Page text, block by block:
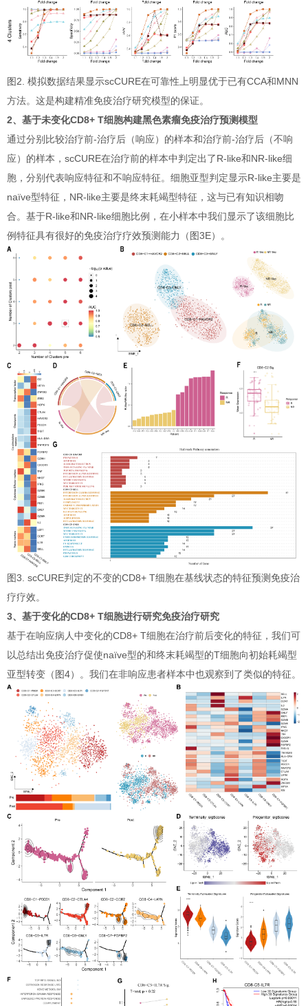
图2. 模拟数据结果显示scCURE在可靠性上明显优于已有CCA和MNN
方法。这是构建精准免疫治疗研究模型的保证。
2、基于未变化CD8+ T细胞构建黑色素瘤免疫治疗预测模型
通过分别比较治疗前-治疗后（响应）的样本和治疗前-治疗后（不响
应）的样本，scCURE在治疗前的样本中判定出了R-like和NR-like细
胞，分别代表响应特征和不响应特征。细胞亚型判定显示R-like主要是
naïve型特征，NR-like主要是终末耗竭型特征，这与已有知识相吻
合。基于R-like和NR-like细胞比例，在小样本中我们显示了该细胞比
例特征具有很好的免疫治疗疗效预测能力（图3E）。
图3. scCURE判定的不变的CD8+ T细胞在基线状态的特征预测免疫治
疗疗效。
3、基于变化的CD8+ T细胞进行研究免疫治疗研究
基于在响应病人中变化的CD8+ T细胞在治疗前后变化的特征，我们可
以总结出免疫治疗促使naïve型的和终末耗竭型的T细胞向初始耗竭型
亚型转变（图4）。我们在非响应患者样本中也观察到了类似的特征。